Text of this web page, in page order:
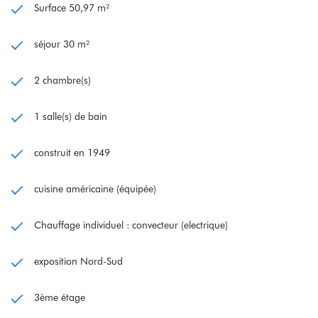
Surface 50,97 m²
séjour 30 m²
2 chambre(s)
1 salle(s) de bain
construit en 1949
cuisine américaine (équipée)
Chauffage individuel : convecteur (electrique)
exposition Nord-Sud
3ème étage